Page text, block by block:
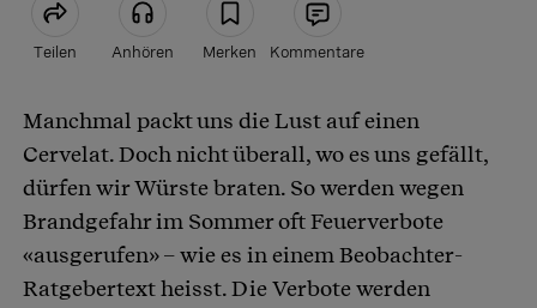
Teilen Anhören Merken Kommentare
Artikel teilen
Manchmal packt uns die Lust auf einen
Cervelat. Doch nicht überall, wo es uns gefällt,
dürfen wir Würste braten. So werden wegen
Brandgefahr im Sommer oft Feuerverbote
«ausgerufen» – wie es in einem Beobachter-
Ratgebertext heisst. Die Verbote werden